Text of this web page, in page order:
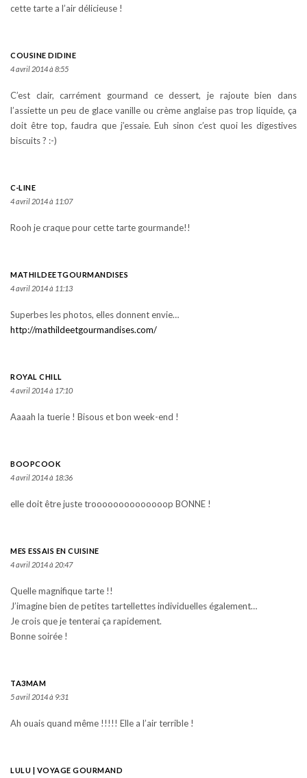
cette tarte a l’air délicieuse !
COUSINE DIDINE
4 avril 2014 à 8:55
C’est clair, carrément gourmand ce dessert, je rajoute bien dans
l’assiette un peu de glace vanille ou crème anglaise pas trop liquide, ça
doit être top, faudra que j’essaie. Euh sinon c’est quoi les digestives
biscuits ? :-)
C-LINE
4 avril 2014 à 11:07
Rooh je craque pour cette tarte gourmande!!
MATHILDEETGOURMANDISES
4 avril 2014 à 11:13
Superbes les photos, elles donnent envie…
http://mathildeetgourmandises.com/
ROYAL CHILL
4 avril 2014 à 17:10
Aaaah la tuerie ! Bisous et bon week-end !
BOOPCOOK
4 avril 2014 à 18:36
elle doit être juste troooooooooooooop BONNE !
MES ESSAIS EN CUISINE
4 avril 2014 à 20:47
Quelle magnifique tarte !!
J’imagine bien de petites tartellettes individuelles également…
Je crois que je tenterai ça rapidement.
Bonne soirée !
TA3MAM
5 avril 2014 à 9:31
Ah ouais quand même !!!!! Elle a l’air terrible !
LULU | VOYAGE GOURMAND